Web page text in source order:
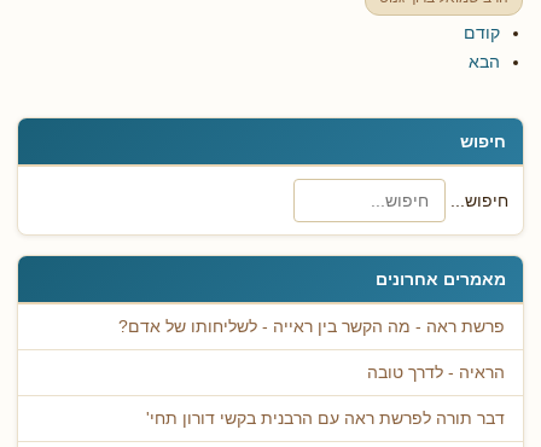
חיפוש
חיפוש...
מאמרים אחרונים
פרשת ראה - מה הקשר בין ראייה - לשליחותו של אדם?
הראיה - לדרך טובה
דבר תורה לפרשת ראה עם הרבנית בקשי דורון תחי'
קודם
הבא